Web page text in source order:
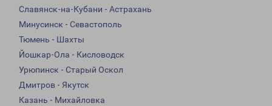
Славянск-на-Кубани - Астрахань
Минусинск - Севастополь
Тюмень - Шахты
Йошкар-Ола - Кисловодск
Урюпинск - Старый Оскол
Дмитров - Якутск
Казань - Михайловка